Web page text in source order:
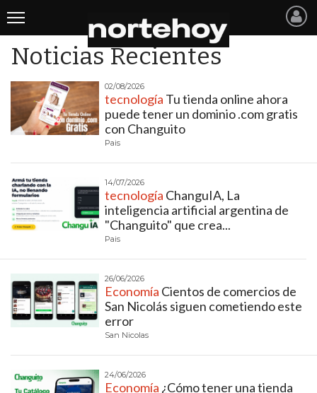
Últimas
Noticias
INICIO
NOTICIAS RECIENTES
SAN NICOLAS
RAMALLO
SAN PEDRO
PROVINCIA
PAIS
ECONOMÍA Y NEGOCIOS
TEMAS DESTACADOS
Noticias Recientes
02/08/2026
tecnología Tu tienda online ahora
puede tener un dominio .com gratis
con Changuito
Pais
14/07/2026
tecnología ChanguIA, La
inteligencia artificial argentina de
"Changuito" que crea...
Pais
26/06/2026
Economía Cientos de comercios de
San Nicolás siguen cometiendo este
error
San Nicolas
24/06/2026
Economía ¿Cómo tener una tienda